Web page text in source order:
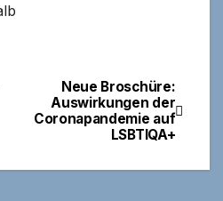
Neue Broschüre:
Auswirkungen der
Coronapandemie auf
LSBTIQA+